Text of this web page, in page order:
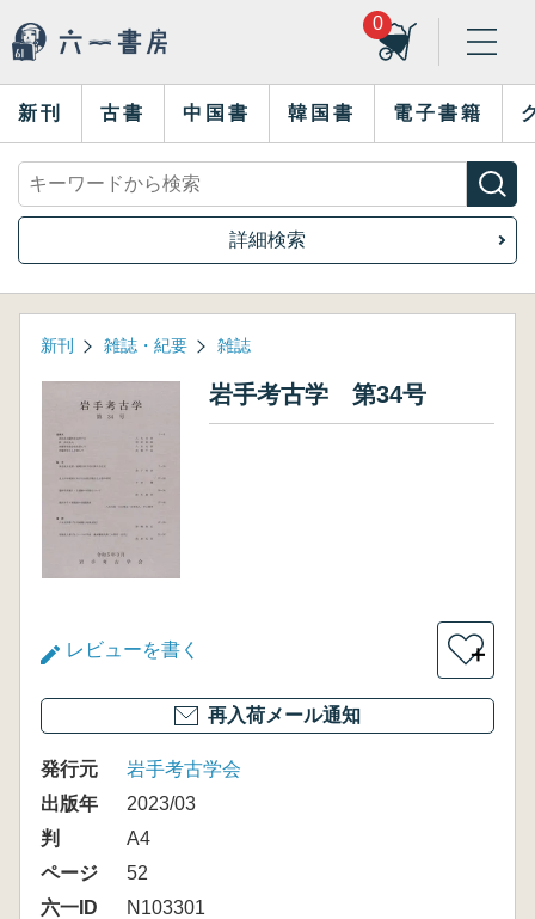
0
新刊 古書 中国書 韓国書 電子書籍
詳細検索
新刊 雑誌・紀要 雑誌
岩手考古学 第34号
レビューを書く ＋
再入荷メール通知
発行元
岩手考古学会
出版年
2023/03
判
A4
ページ
52
六一ID
N103301